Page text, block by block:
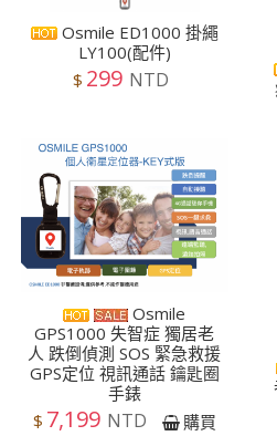
Osmile ED1000 掛繩
LY100(配件)
$ 299 NTD
Osmile
GPS1000 失智症 獨居老
人 跌倒偵測 SOS 緊急救援
GPS定位 視訊通話 鑰匙圈
手錶
$ 7,199 NTD 購買